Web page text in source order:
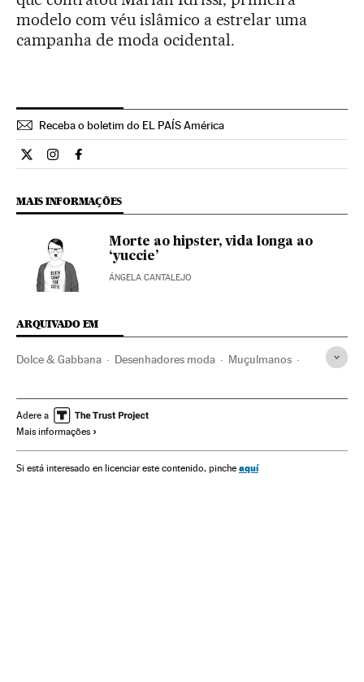
modelo com véu islâmico a estrelar uma
campanha de moda ocidental.
Receba o boletim do EL PAÍS América
Estilo El País Brasil en Twitter
Estilo El País Brasil en Instagram
Estilo El País Brasil en Facebook
MAIS INFORMAÇÕES
Morte ao hipster, vida longa ao
‘yuccie’
ÁNGELA CANTALEJO
ARQUIVADO EM
Dolce & Gabbana Desenhadores moda Muçulmanos
Empresas Religião Estilo vida
Adere a
Mais informações
Si está interesado en licenciar este contenido, pinche aquí